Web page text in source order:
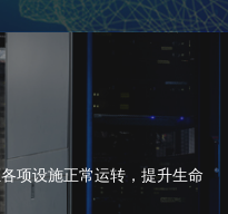
项设施正常运转，提升生命